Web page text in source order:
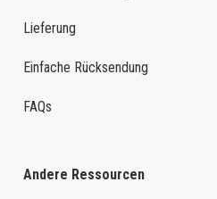
Lieferung
Einfache Rücksendung
FAQs
Andere Ressourcen